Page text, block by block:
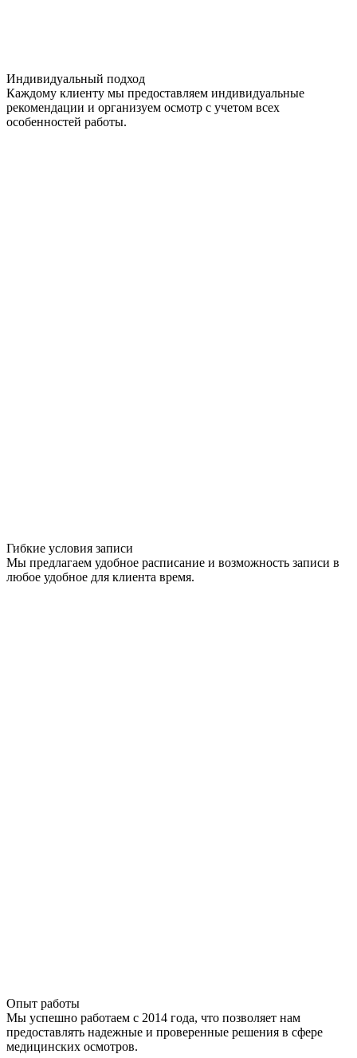
Индивидуальный подход
Каждому клиенту мы предоставляем индивидуальные
рекомендации и организуем осмотр с учетом всех
особенностей работы.
Гибкие условия записи
Мы предлагаем удобное расписание и возможность записи в
любое удобное для клиента время.
Опыт работы
Мы успешно работаем с 2014 года, что позволяет нам
предоставлять надежные и проверенные решения в сфере
медицинских осмотров.